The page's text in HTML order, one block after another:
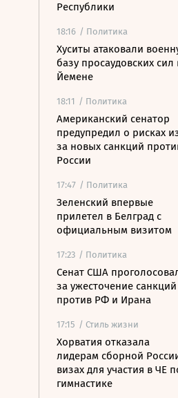
Республики
18:16 / Политика
Хуситы атаковали
базу просаудовских сил
Йемене
18:11 / Политика
Американский сенатор
предупредил о рисках
за новых санкций
России
17:47 / Политика
Зеленский впервые
прилетел в Белград с
официальным визитом
17:23 / Политика
Сенат США
за ужесточение санкций
против РФ и Ирана
17:15 / Стиль жизни
Хорватия отказала
лидерам сборной
визах для участия в ЧЕ
гимнастике